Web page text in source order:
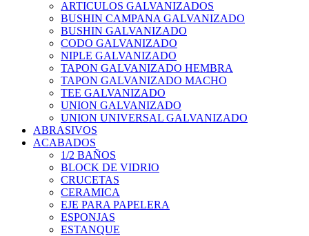
ARTICULOS GALVANIZADOS
BUSHIN CAMPANA GALVANIZADO
BUSHIN GALVANIZADO
CODO GALVANIZADO
NIPLE GALVANIZADO
TAPON GALVANIZADO HEMBRA
TAPON GALVANIZADO MACHO
TEE GALVANIZADO
UNION GALVANIZADO
UNION UNIVERSAL GALVANIZADO
ABRASIVOS
ACABADOS
1/2 BAÑOS
BLOCK DE VIDRIO
CRUCETAS
CERAMICA
EJE PARA PAPELERA
ESPONJAS
ESTANQUE